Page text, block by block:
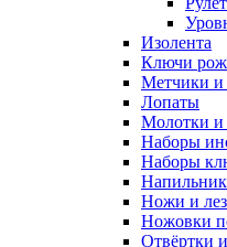
Изолента
Ключи
Метчики и
Лопаты
Молотки и
Наборы
Наборы
Ножи и
Ножовки
Отвёртки